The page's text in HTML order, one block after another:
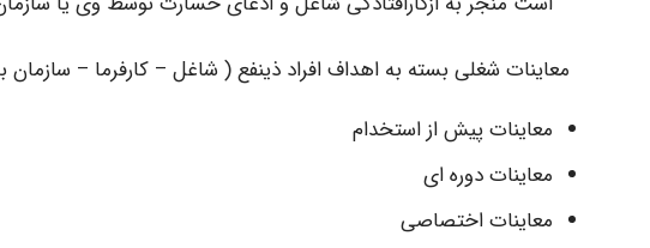
معاینات شغلی بسته به اهداف افراد ذینفع ( شاغل – کارفرما –
معاینات پیش از استخدام
معاینات دوره ای
معاینات اختصاصی